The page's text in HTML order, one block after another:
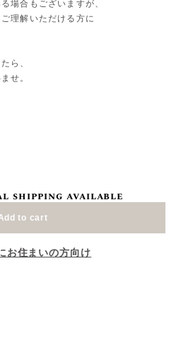
場合もございますが、
理解いただける方に
ら、
せ。
shipping available
to cart
お住まいの方向け